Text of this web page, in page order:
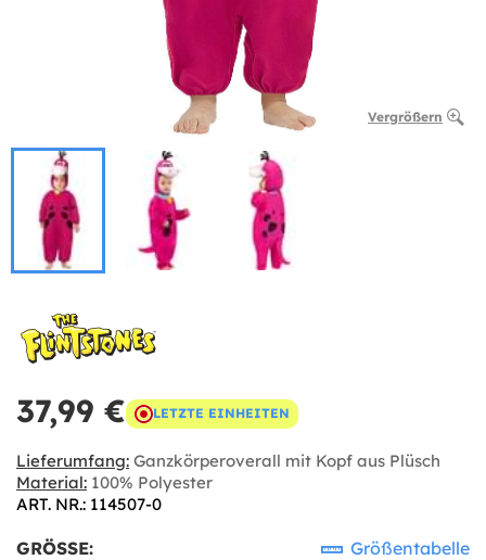
Vergrößern
37,99 € LETZTE EINHEITEN
Lieferumfang: Ganzkörperoverall mit Kopf aus Plüsch
Material: 100% Polyester
ART. NR.: 114507-0
GRÖSSE: Größentabelle